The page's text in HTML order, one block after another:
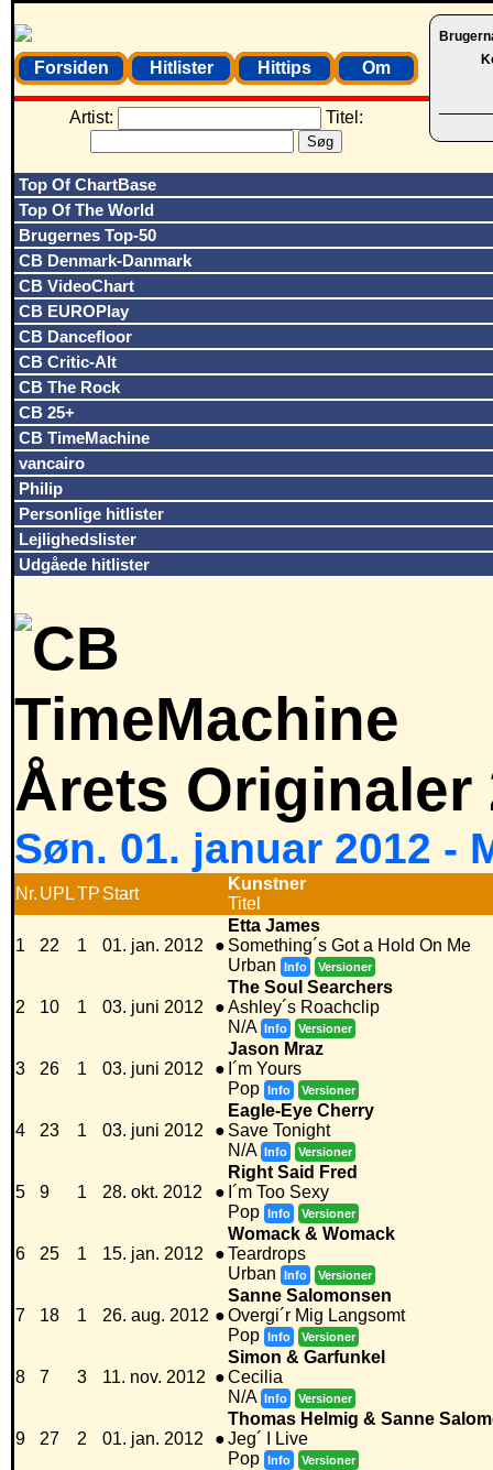
Forsiden Hitlister Hittips Om
Artist: Titel:
Top Of ChartBase
Top Of The World
Brugernes Top-50
CB Denmark-Danmark
CB VideoChart
CB EUROPlay
CB Dancefloor
CB Critic-Alt
CB The Rock
CB 25+
CB TimeMachine
vancairo
Philip
Personlige hitlister
Lejlighedslister
Udgåede hitlister
Årets Originaler
Søn. 01. januar 2012 -
Nr. UPLTP Start
Kunstner
Titel
1 22 1 01. jan. 2012 ●
Etta James
Something´s Got a Hold On Me
Urban
Info Versioner
2 10 1 03. juni 2012 ●
The Soul Searchers
Ashley´s Roachclip
N/A Info Versioner
3 26 1 03. juni 2012 ●
Jason Mraz
I´m Yours
Pop Info Versioner
4 23 1 03. juni 2012 ●
Eagle-Eye Cherry
Save Tonight
N/A Info Versioner
5 9 1 28. okt. 2012 ●
Right Said Fred
I´m Too Sexy
Pop Info Versioner
6 25 1 15. jan. 2012 ●
Womack & Womack
Teardrops
Urban
Info Versioner
7 18 1 26. aug. 2012 ●
Sanne Salomonsen
Overgi´r Mig Langsomt
Pop Info Versioner
8 7 3 11. nov. 2012 ●
Simon & Garfunkel
Cecilia
N/A Info Versioner
9 27 2 01. jan. 2012 ●
Thomas Helmig & Sanne
Jeg´ I Live
Pop Info Versioner